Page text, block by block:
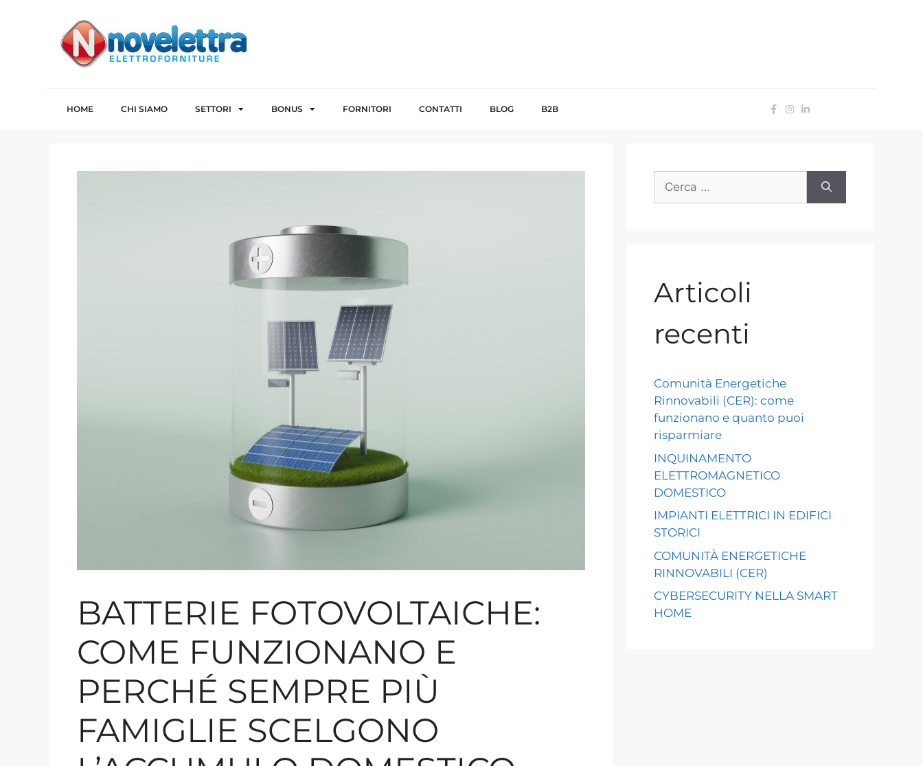
HOME CHI SIAMO SETTORI BONUS FORNITORI CONTATTI BLOG B2B
BATTERIE FOTOVOLTAICHE:
COME FUNZIONANO E
PERCHÉ SEMPRE PIÙ
FAMIGLIE SCELGONO
Articoli
recenti
Comunità Energetiche
Rinnovabili (CER): come
funzionano e quanto puoi
risparmiare
INQUINAMENTO
ELETTROMAGNETICO
DOMESTICO
IMPIANTI ELETTRICI IN EDIFICI
STORICI
COMUNITÀ ENERGETICHE
RINNOVABILI (CER)
CYBERSECURITY NELLA SMART
HOME